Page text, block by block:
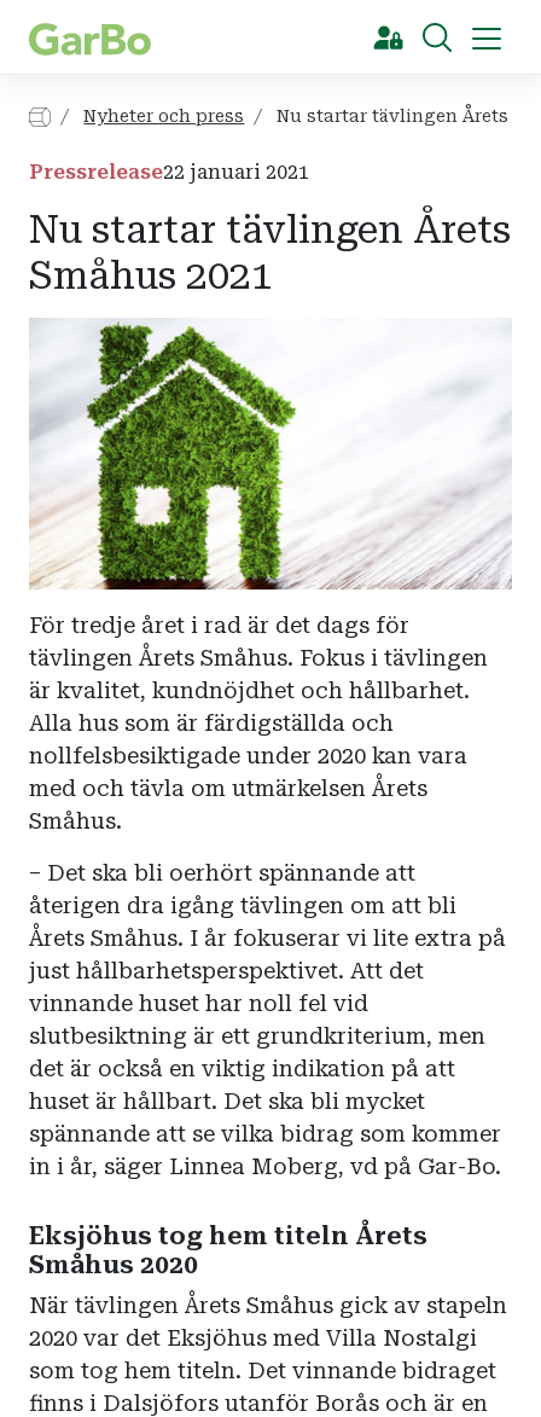
[Sök]
Nyheter och press Nu startar tävlingen Årets
Pressrelease22 januari 2021
Nu startar tävlingen Årets
Småhus 2021
För tredje året i rad är det dags för
tävlingen Årets Småhus. Fokus i tävlingen
är kvalitet, kundnöjdhet och hållbarhet.
Alla hus som är färdigställda och
nollfelsbesiktigade under 2020 kan vara
med och tävla om utmärkelsen Årets
Småhus.
– Det ska bli oerhört spännande att
återigen dra igång tävlingen om att bli
Årets Småhus. I år fokuserar vi lite extra på
just hållbarhetsperspektivet. Att det
vinnande huset har noll fel vid
slutbesiktning är ett grundkriterium, men
det är också en viktig indikation på att
huset är hållbart. Det ska bli mycket
spännande att se vilka bidrag som kommer
in i år, säger Linnea Moberg, vd på Gar-Bo.
Eksjöhus tog hem titeln Årets
Småhus 2020
När tävlingen Årets Småhus gick av stapeln
2020 var det Eksjöhus med Villa Nostalgi
som tog hem titeln. Det vinnande bidraget
finns i Dalsjöfors utanför Borås och är en